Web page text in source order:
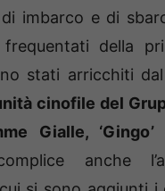
imbarco e di
della
stati arricchiti
cinofile del
Gialle, ‘Gingo’
anche